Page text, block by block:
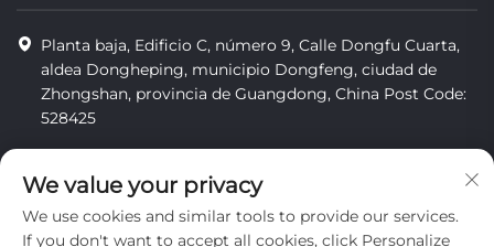
Planta baja, Edificio C, número 9, Calle Dongfu Cuarta,
aldea Dongheping, municipio Dongfeng, ciudad de
Zhongshan, provincia de Guangdong, China Post Code:
528425
[email protected]
We value your privacy
We use cookies and similar tools to provide our services.
If you don't want to accept all cookies, click Personalize